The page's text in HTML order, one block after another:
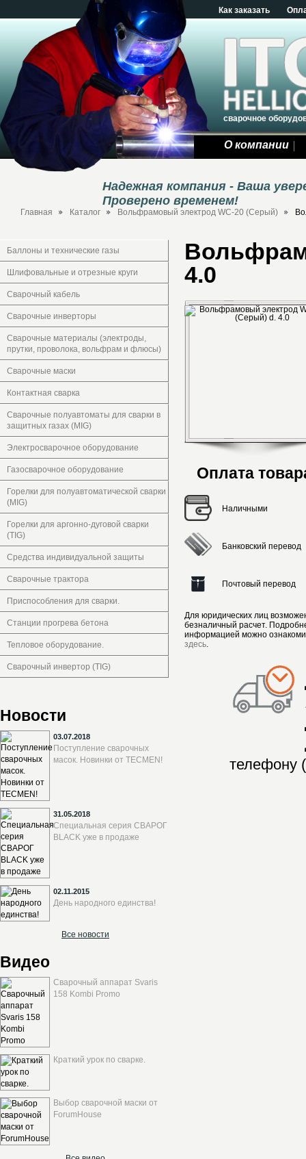
Как заказать
сварочное
О компании
Надежная компания - Ваша
Проверено временем!
Главная Каталог Вольфрамовый электрод WC-20 (Серый)
Баллоны и технические газы
Шлифовальные и отрезные круги
Сварочный кабель
Сварочные инверторы
Сварочные материалы (электроды,
прутки, проволока, вольфрам и флюсы)
Сварочные маски
Контактная сварка
Сварочные полуавтоматы для сварки в
защитных газах (MIG)
Электросварочное оборудование
Газосварочное оборудование
Горелки для полуавтоматической сварки
(MIG)
Горелки для аргонно-дуговой сварки
(TIG)
Средства индивидуальной защиты
Сварочные трактора
Приспособления для сварки.
Станции прогрева бетона
Тепловое оборудование.
Сварочный инвертор (TIG)
Новости
03.07.2018
Поступление сварочных
масок. Новинки от TECMEN!
31.05.2018
Специальная серия СВАРОГ
BLACK уже в продаже
02.11.2015
День народного единства!
Все новости
Видео
Сварочный аппарат Svaris
158 Kombi Promo
Краткий урок по сварке.
Выбор сварочной маски от
ForumHouse
4.0
Оплата
Наличными
Банковский перевод
Почтовый перевод
Для юридических лиц
безналичный расчет.
информацией можно
здесь.
телефону